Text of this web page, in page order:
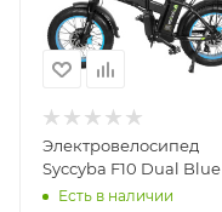
Электровелосипед
Syccyba F10 Dual Blue
Есть в наличии